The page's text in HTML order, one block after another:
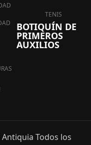
TENIS
BOTIQUÍN DE
PRIMEROS
AUXILIOS
Todos los